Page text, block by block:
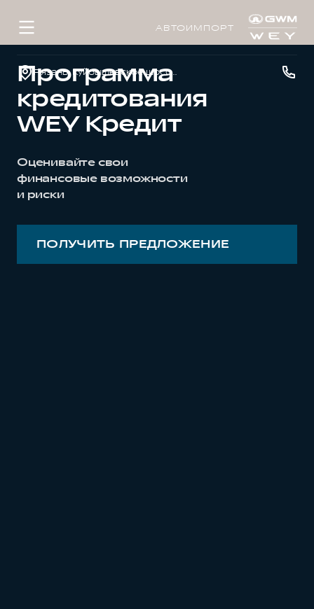
АВТОИМПОРТ
Рязань, Куйбышевское шоссе, д. 40, стр. 1
Программа
кредитования
WEY Кредит
Оценивайте свои
финансовые возможности
и риски
ПОЛУЧИТЬ ПРЕДЛОЖЕНИЕ